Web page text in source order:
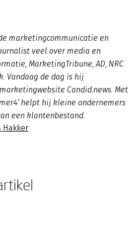
marketingcommunicatie en
veel over media en
MarketingTribune, AD, NRC
Vandaag de dag is hij
Candid.news. Met
helpt hij kleine ondernemers
een klantenbestand.
Hakker